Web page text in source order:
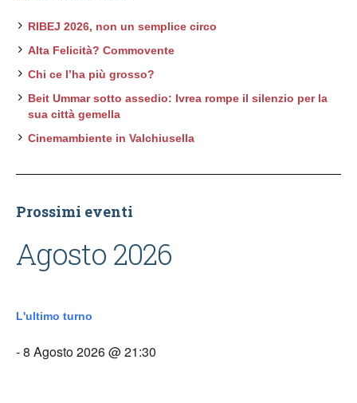
RIBEJ 2026, non un semplice circo
Alta Felicità? Commovente
Chi ce l’ha più grosso?
Beit Ummar sotto assedio: Ivrea rompe il silenzio per la
sua città gemella
Cinemambiente in Valchiusella
Prossimi eventi
Agosto 2026
L'ultimo turno
- 8 Agosto 2026 @ 21:30